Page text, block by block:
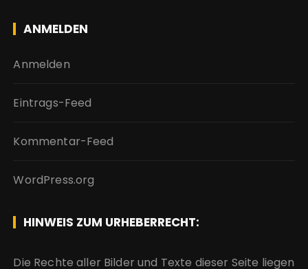
ANMELDEN
Anmelden
Eintrags-Feed
Kommentar-Feed
WordPress.org
HINWEIS ZUM URHEBERRECHT:
Die Rechte aller Bilder und Texte dieser Seite liegen